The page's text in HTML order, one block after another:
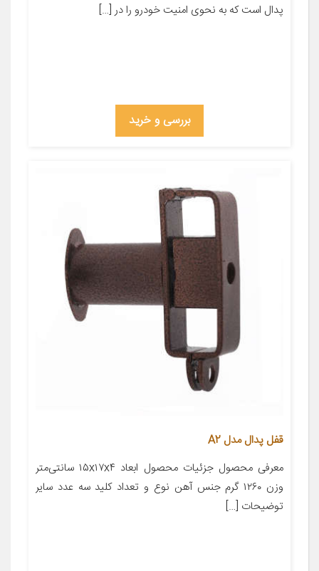
پدال است که به نحوی امنیت خودرو را در […]
بررسی و خرید
قفل پدال مدل A2
معرفی محصول جزئیات محصول ابعاد ۱۵x۱۷x۴ سانتی‌متر
وزن ۱۲۶۰ گرم جنس آهن نوع و تعداد کلید سه عدد سایر
توضیحات […]